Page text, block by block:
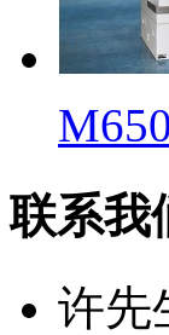
联系我
许先